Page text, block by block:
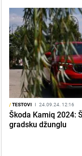
/TESTOVI I 24.09.24. 12:16
Škoda Kamiq 2024:
gradsku džunglu